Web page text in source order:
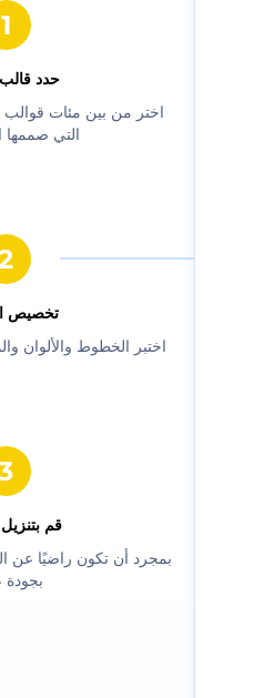
حدد قالب الشعار
‫اختر من بين مئات قوالب الشعار
التي صممها
‫تخصيص التصميم‬
‫اختبر الخطوط والألوان
‫قم بتنزيل شعارك‬
‫بمجرد أن تكون راضيًا عن النتيجة ،
بجودة عالية.‬